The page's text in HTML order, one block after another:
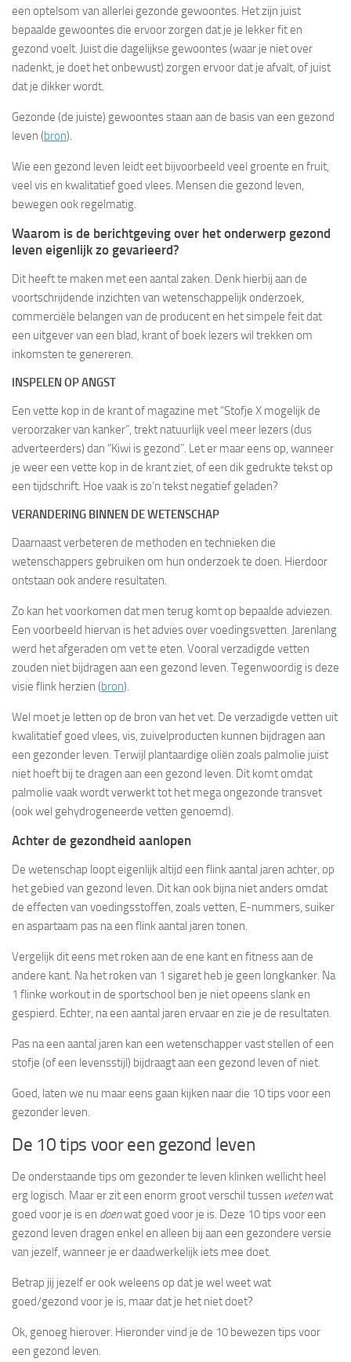
een optelsom van allerlei gezonde gewoontes. Het zijn juist
bepaalde gewoontes die ervoor zorgen dat je je lekker fit en
gezond voelt. Juist die dagelijkse gewoontes (waar je niet over
nadenkt, je doet het onbewust) zorgen ervoor dat je afvalt, of juist
dat je dikker wordt.
Gezonde (de juiste) gewoontes staan aan de basis van een gezond
leven (bron).
Wie een gezond leven leidt eet bijvoorbeeld veel groente en fruit,
veel vis en kwalitatief goed vlees. Mensen die gezond leven,
bewegen ook regelmatig.
Waarom is de berichtgeving over het onderwerp gezond
leven eigenlijk zo gevarieerd?
Dit heeft te maken met een aantal zaken. Denk hierbij aan de
voortschrijdende inzichten van wetenschappelijk onderzoek,
commerciële belangen van de producent en het simpele feit dat
een uitgever van een blad, krant of boek lezers wil trekken om
inkomsten te genereren.
INSPELEN OP ANGST
Een vette kop in de krant of magazine met “Stofje X mogelijk de
veroorzaker van kanker”, trekt natuurlijk veel meer lezers (dus
adverteerders) dan “Kiwi is gezond”. Let er maar eens op, wanneer
je weer een vette kop in de krant ziet, of een dik gedrukte tekst op
een tijdschrift. Hoe vaak is zo’n tekst negatief geladen?
VERANDERING BINNEN DE WETENSCHAP
Daarnaast verbeteren de methoden en technieken die
wetenschappers gebruiken om hun onderzoek te doen. Hierdoor
ontstaan ook andere resultaten.
Zo kan het voorkomen dat men terug komt op bepaalde adviezen.
Een voorbeeld hiervan is het advies over voedingsvetten. Jarenlang
werd het afgeraden om vet te eten. Vooral verzadigde vetten
zouden niet bijdragen aan een gezond leven. Tegenwoordig is deze
visie flink herzien (bron).
Wel moet je letten op de bron van het vet. De verzadigde vetten uit
kwalitatief goed vlees, vis, zuivelproducten kunnen bijdragen aan
een gezonder leven. Terwijl plantaardige oliën zoals palmolie juist
niet hoeft bij te dragen aan een gezond leven. Dit komt omdat
palmolie vaak wordt verwerkt tot het mega ongezonde transvet
(ook wel gehydrogeneerde vetten genoemd).
Achter de gezondheid aanlopen
De wetenschap loopt eigenlijk altijd een flink aantal jaren achter, op
het gebied van gezond leven. Dit kan ook bijna niet anders omdat
de effecten van voedingsstoffen, zoals vetten, E-nummers, suiker
en aspartaam pas na een flink aantal jaren tonen.
Vergelijk dit eens met roken aan de ene kant en fitness aan de
andere kant. Na het roken van 1 sigaret heb je geen longkanker. Na
1 flinke workout in de sportschool ben je niet opeens slank en
gespierd. Echter, na een aantal jaren ervaar en zie je de resultaten.
Pas na een aantal jaren kan een wetenschapper vast stellen of een
stofje (of een levensstijl) bijdraagt aan een gezond leven of niet.
Goed, laten we nu maar eens gaan kijken naar die 10 tips voor een
gezonder leven.
De 10 tips voor een gezond leven
De onderstaande tips om gezonder te leven klinken wellicht heel
erg logisch. Maar er zit een enorm groot verschil tussen wetenwat
goed voor je is en doenwat goed voor je is. Deze 10 tips voor een
gezond leven dragen enkel en alleen bij aan een gezondere versie
van jezelf, wanneer je er daadwerkelijk iets mee doet.
Betrap jij jezelf er ook weleens op dat je wel weet wat
goed/gezond voor je is, maar dat je het niet doet?
Ok, genoeg hierover. Hieronder vind je de 10 bewezen tips voor
een gezond leven.